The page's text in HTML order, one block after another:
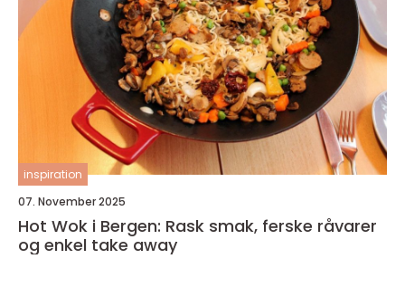
inspiration
07. November 2025
Hot Wok i Bergen: Rask smak, ferske råvarer
og enkel take away